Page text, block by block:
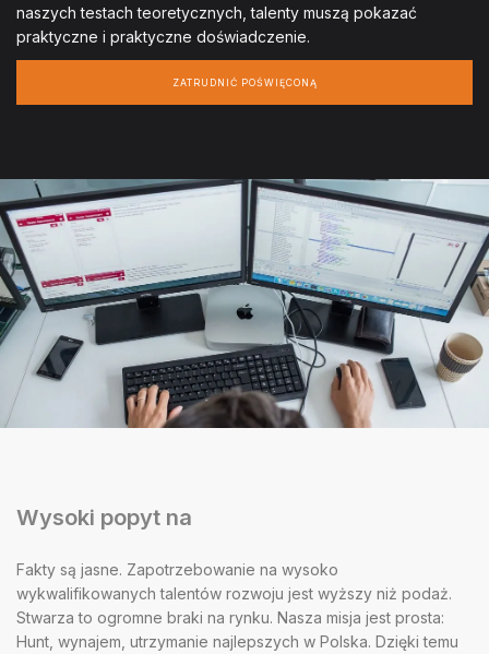
naszych testach teoretycznych, talenty muszą pokazać
praktyczne i praktyczne doświadczenie.
ZATRUDNIĆ POŚWIĘCONĄ
Wysoki popyt na
Fakty są jasne. Zapotrzebowanie na wysoko
wykwalifikowanych talentów rozwoju jest wyższy niż podaż.
Stwarza to ogromne braki na rynku. Nasza misja jest prosta:
Hunt, wynajem, utrzymanie najlepszych w Polska. Dzięki temu